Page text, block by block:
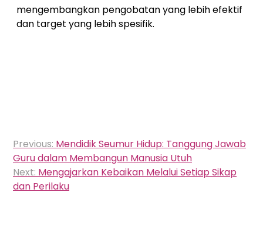
mengembangkan pengobatan yang lebih efektif
dan target yang lebih spesifik.
Navigasi
pos
Previous: Mendidik Seumur Hidup: Tanggung Jawab
Guru dalam Membangun Manusia Utuh
Next: Mengajarkan Kebaikan Melalui Setiap Sikap
dan Perilaku